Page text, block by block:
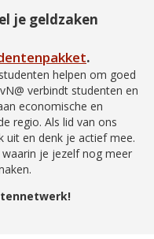
je geldzaken
.
helpen om goed
verbindt studenten en
economische en
regio. Als lid van ons
uit en denk je actief mee.
je jezelf nog meer